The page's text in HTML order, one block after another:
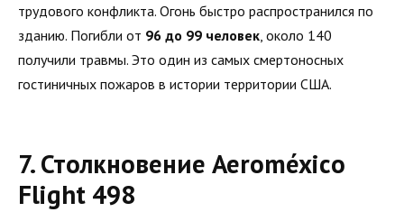
трудового конфликта. Огонь быстро распространился по
зданию. Погибли от 96 до 99 человек , около 140
получили травмы. Это один из самых смертоносных
гостиничных пожаров в истории территории США.
7. Столкновение Aeroméxico
Flight 498